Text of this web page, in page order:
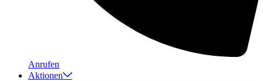
Anrufen
Aktionen